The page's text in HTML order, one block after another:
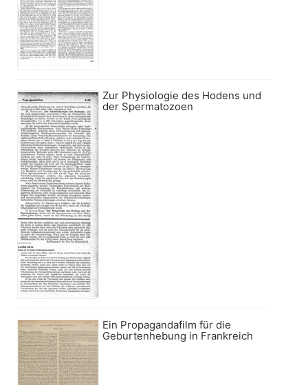
Zur Physiologie des Hodens und
der Spermatozoen
Ein Propagandafilm für die
Geburtenhebung in Frankreich